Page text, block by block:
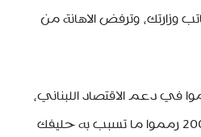
وزارتك، وترفض الاهانة من
في دعم الاقتصاد اللبناني،
وحتى بعد حرب تموز 2006 رمموا ما تسبب به حليفك